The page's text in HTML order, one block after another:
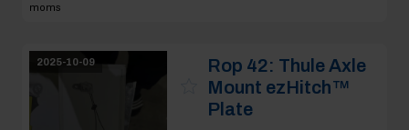
moms
2025-10-09 Rop 42: Thule Axle
Mount ezHitch™
Plate